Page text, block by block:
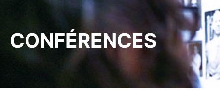
CONFÉRENCES